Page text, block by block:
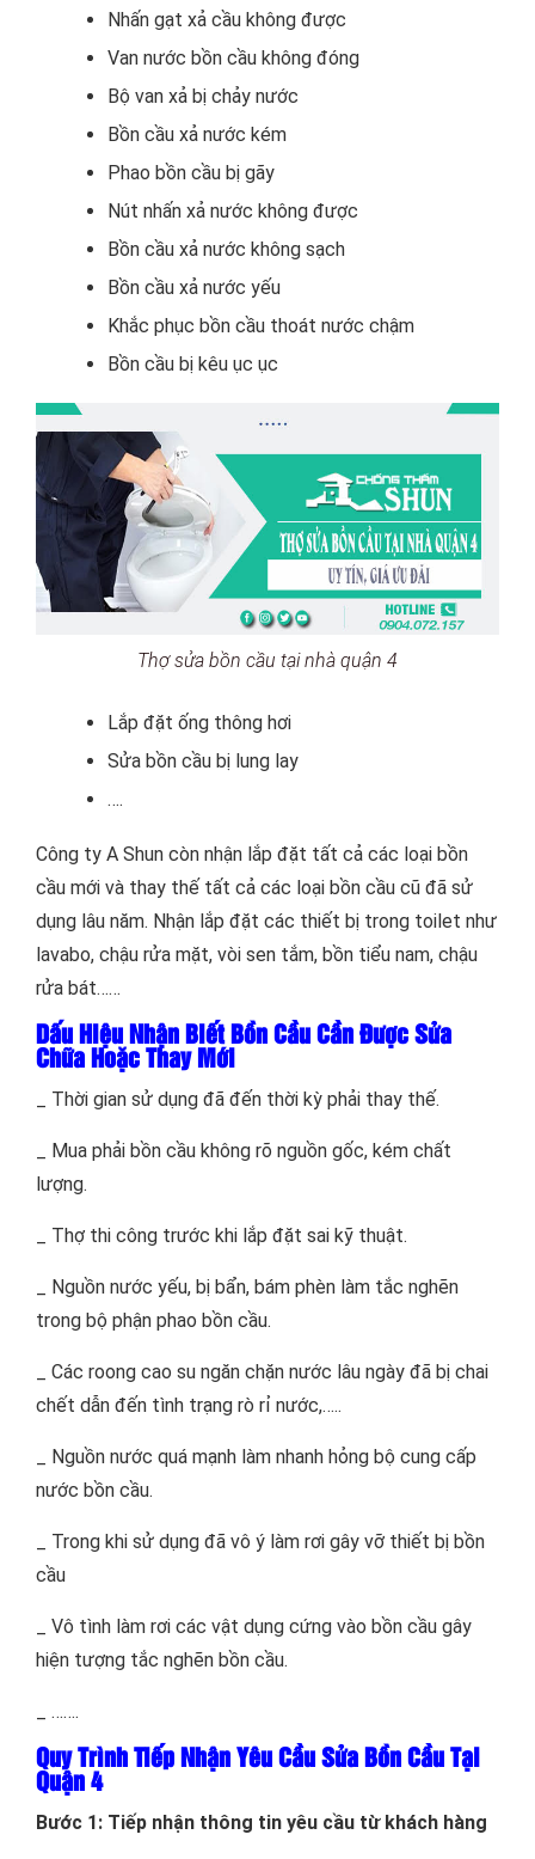
Nhấn gạt xả cầu không được
Van nước bồn cầu không đóng
Bộ van xả bị chảy nước
Bồn cầu xả nước kém
Phao bồn cầu bị gãy
Nút nhấn xả nước không được
Bồn cầu xả nước không sạch
Bồn cầu xả nước yếu
Khắc phục bồn cầu thoát nước chậm
Bồn cầu bị kêu ục ục
Thợ sửa bồn cầu tại nhà quận 4
Lắp đặt ống thông hơi
Sửa bồn cầu bị lung lay
….
Công ty A Shun còn nhận lắp đặt tất cả các loại bồn
cầu mới và thay thế tất cả các loại bồn cầu cũ đã sử
dụng lâu năm. Nhận lắp đặt các thiết bị trong toilet như
lavabo, chậu rửa mặt, vòi sen tắm, bồn tiểu nam, chậu
rửa bát……
Dấu Hiệu Nhận Biết Bồn Cầu Cần Được Sửa
Chữa Hoặc Thay Mới
_ Thời gian sử dụng đã đến thời kỳ phải thay thế.
_ Mua phải bồn cầu không rõ nguồn gốc, kém chất
lượng.
_ Thợ thi công trước khi lắp đặt sai kỹ thuật.
_ Nguồn nước yếu, bị bẩn, bám phèn làm tắc nghẽn
trong bộ phận phao bồn cầu.
_ Các roong cao su ngăn chặn nước lâu ngày đã bị chai
chết dẫn đến tình trạng rò rỉ nước,…..
_ Nguồn nước quá mạnh làm nhanh hỏng bộ cung cấp
nước bồn cầu.
_ Trong khi sử dụng đã vô ý làm rơi gây vỡ thiết bị bồn
cầu
_ Vô tình làm rơi các vật dụng cứng vào bồn cầu gây
hiện tượng tắc nghẽn bồn cầu.
_ …….
Quy Trình Tiếp Nhận Yêu Cầu Sửa Bồn Cầu Tại
Quận 4
Bước 1: Tiếp nhận thông tin yêu cầu từ khách hàng